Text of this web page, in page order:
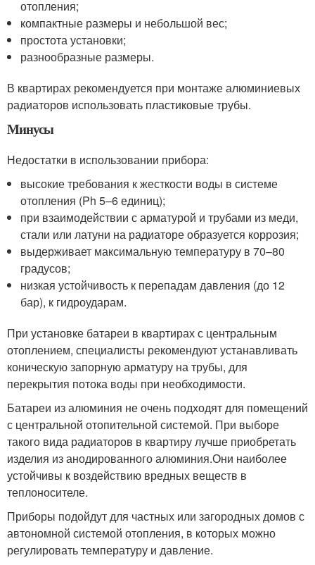
отопления;
компактные размеры и небольшой вес;
простота установки;
разнообразные размеры.
В квартирах рекомендуется при монтаже алюминиевых
радиаторов использовать пластиковые трубы.
Минусы
Недостатки в использовании прибора:
высокие требования к жесткости воды в системе
отопления (Ph 5–6 единиц);
при взаимодействии с арматурой и трубами из меди,
стали или латуни на радиаторе образуется коррозия;
выдерживает максимальную температуру в 70–80
градусов;
низкая устойчивость к перепадам давления (до 12
бар), к гидроударам.
При установке батареи в квартирах с центральным
отоплением, специалисты рекомендуют устанавливать
коническую запорную арматуру на трубы, для
перекрытия потока воды при необходимости.
Батареи из алюминия не очень подходят для помещений
с центральной отопительной системой. При выборе
такого вида радиаторов в квартиру лучше приобретать
изделия из анодированного алюминия.Они наиболее
устойчивы к воздействию вредных веществ в
теплоносителе.
Приборы подойдут для частных или загородных домов с
автономной системой отопления, в которых можно
регулировать температуру и давление.